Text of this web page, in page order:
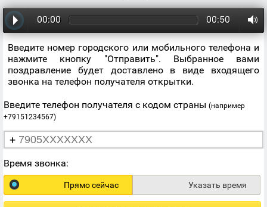
00:00 00:50
Введите номер городского или мобильного телефона и
нажмите кнопку "Отправить". Выбранное вами
поздравление будет доставлено в виде входящего
звонка на телефон получателя открытки.
Введите телефон получателя с кодом страны (например
+79151234567)
+
Время звонка:
Прямо сейчас Указать время